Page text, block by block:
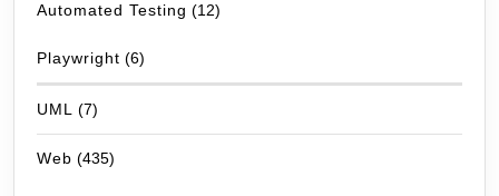
Automated Testing (12)
Playwright (6)
UML (7)
Web (435)